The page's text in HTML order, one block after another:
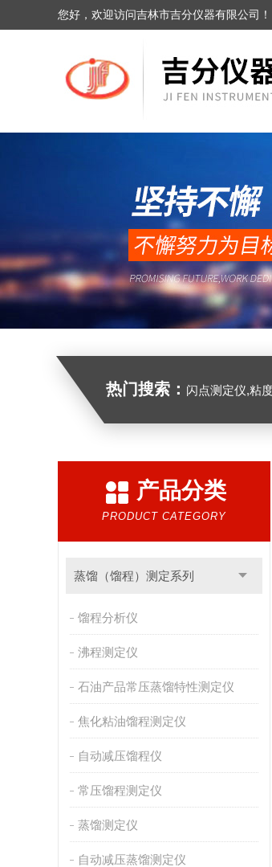
您好，欢迎访问吉林市吉分仪器有限公司！
热门搜索： 闪点测定仪,粘
产品分类
PRODUCT CATEGORY
蒸馏（馏程）测定系列
馏程分析仪
沸程测定仪
石油产品常压蒸馏特性测定仪
焦化粘油馏程测定仪
自动减压馏程仪
常压馏程测定仪
蒸馏测定仪
自动减压蒸馏测定仪